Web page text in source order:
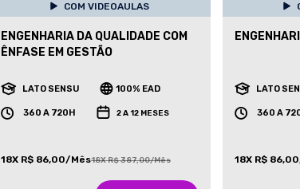
COM VIDEOAULAS
ENGENHARIA DA QUALIDADE COM
ÊNFASE EM GESTÃO
LATO SENSU 100% EAD
360 A 720H 2 A 12 MESES
18X R$ 86,00/Mês18X R$ 387,00/Mês
LATO
360 A
18X R$